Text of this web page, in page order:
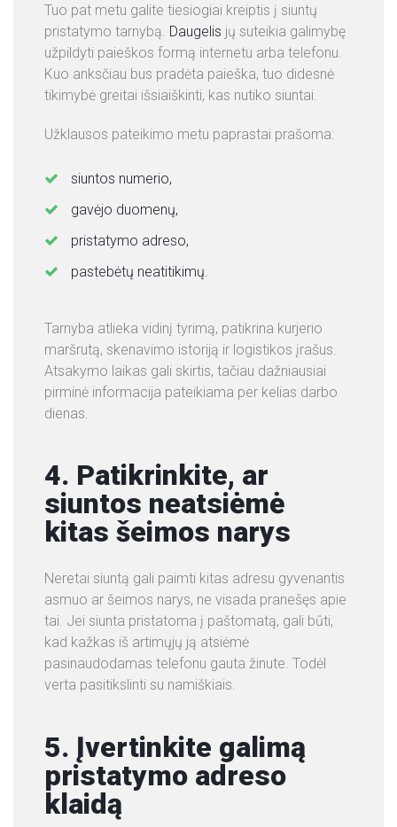
Tuo pat metu galite tiesiogiai kreiptis į siuntų
pristatymo tarnybą. Daugelis jų suteikia galimybę
užpildyti paieškos formą internetu arba telefonu.
Kuo anksčiau bus pradėta paieška, tuo didesnė
tikimybė greitai išsiaiškinti, kas nutiko siuntai.
Užklausos pateikimo metu paprastai prašoma:
siuntos numerio,
gavėjo duomenų,
pristatymo adreso,
pastebėtų neatitikimų.
Tarnyba atlieka vidinį tyrimą, patikrina kurjerio
maršrutą, skenavimo istoriją ir logistikos įrašus.
Atsakymo laikas gali skirtis, tačiau dažniausiai
pirminė informacija pateikiama per kelias darbo
dienas.
4. Patikrinkite, ar
siuntos neatsiėmė
kitas šeimos narys
Neretai siuntą gali paimti kitas adresu gyvenantis
asmuo ar šeimos narys, ne visada pranešęs apie
tai. Jei siunta pristatoma į paštomatą, gali būti,
kad kažkas iš artimųjų ją atsiėmė
pasinaudodamas telefonu gauta žinute. Todėl
verta pasitikslinti su namiškiais.
5. Įvertinkite galimą
pristatymo adreso
klaidą